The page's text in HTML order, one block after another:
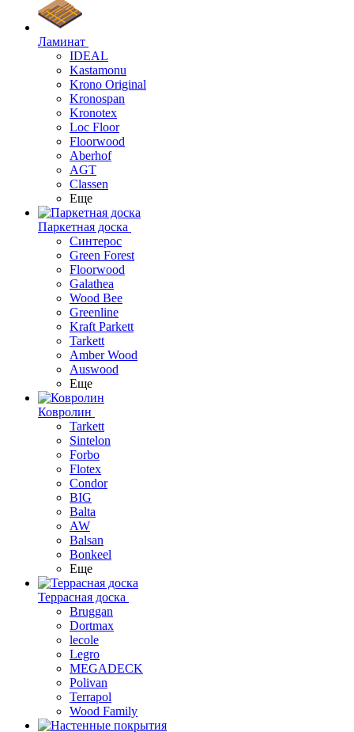
Ламинат
IDEAL
Kastamonu
Krono Original
Kronospan
Kronotex
Loc Floor
Floorwood
Aberhof
AGT
Classen
Еще
Паркетная доска
Синтерос
Green Forest
Floorwood
Galathea
Wood Bee
Greenline
Kraft Parkett
Tarkett
Amber Wood
Auswood
Еще
Ковролин
Tarkett
Sintelon
Forbo
Flotex
Condor
BIG
Balta
AW
Balsan
Bonkeel
Еще
Террасная доска
Bruggan
Dortmax
lecole
Legro
MEGADECK
Polivan
Terrapol
Wood Family